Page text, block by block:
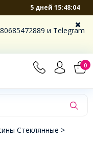
5 дней 15:48:03
и Telegram
0
Стеклянные >